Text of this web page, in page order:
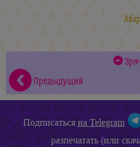
Предыдущий
Подписатьсяна Telegram
разпечатать (или